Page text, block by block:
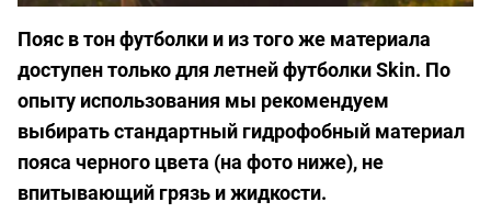
Пояс в тон футболки и из того же материала
доступен только для летней футболки Skin. По
опыту использования мы рекомендуем
выбирать стандартный гидрофобный материал
пояса черного цвета (на фото ниже), не
впитывающий грязь и жидкости.